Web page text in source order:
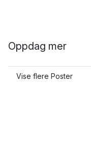
Oppdag mer
Vise flere Poster